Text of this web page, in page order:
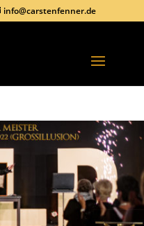
info@carstenfenner.de